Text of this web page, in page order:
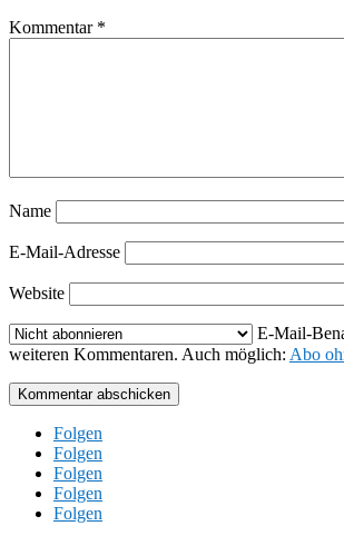
Kommentar *
Name
E-Mail-Adresse
Website
E-Mail-
weiteren Kommentaren. Auch möglich: Abo
Kommentar abschicken
Folgen
Folgen
Folgen
Folgen
Folgen